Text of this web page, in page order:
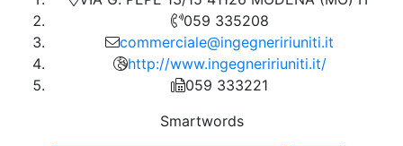
059 335208
commerciale@ingegneririuniti.it
http://www.ingegneririuniti.it/
059 333221
Smartwords